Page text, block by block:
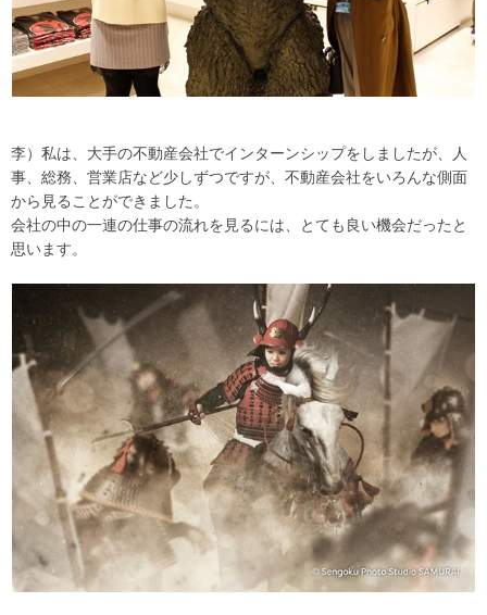
李）私は、大手の不動産会社でインターンシップをしましたが、人
事、総務、営業店など少しずつですが、不動産会社をいろんな側面
から見ることができました。
会社の中の一連の仕事の流れを見るには、とても良い機会だったと
思います。